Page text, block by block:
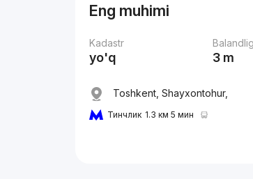
Eng muhimi
Kadastr
yo'q 3 m
Toshkent, Shayxontohur,
Тинчлик 1.3 км 5 мин